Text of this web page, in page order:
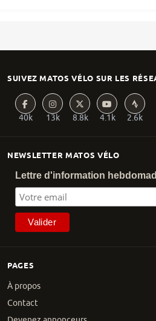
PAGES
À propos
Contact
NEWSLETTER MATOS VÉLO
Lettre d'information
SUIVEZ MATOS VÉLO SUR LES
40k 13k 8.8k 4.1k 2.6k